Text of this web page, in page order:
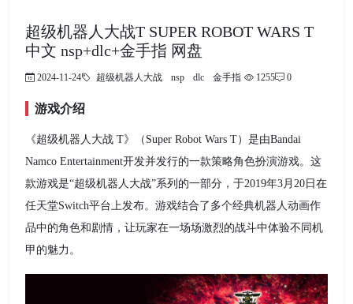
超级机器人大战T SUPER ROBOT WARS T
中文 nsp+dlc+金手指 网盘
2024-11-24 超级机器人大战 nsp dlc 金手指 1255 0
游戏介绍
《超级机器人大战 T》（Super Robot Wars T）是由Bandai
Namco Entertainment开发并发行的一款策略角色扮演游戏。这
款游戏是“超级机器人大战”系列的一部分，于2019年3月20日在
任天堂Switch平台上发布。游戏结合了多个经典机器人动画作
品中的角色和剧情，让玩家在一场场激烈的战斗中体验不同机
甲的魅力。